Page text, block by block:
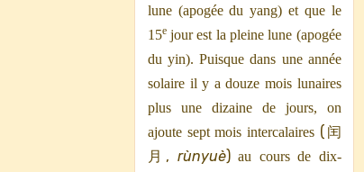
lune (apogée du yang) et que le
15ejour est la pleine lune (apogée
du yin). Puisque dans une année
solaire il y a douze mois lunaires
plus une dizaine de jours, on
ajoute sept mois intercalaires ( 闰
月 , rùnyuè) au cours de dix-